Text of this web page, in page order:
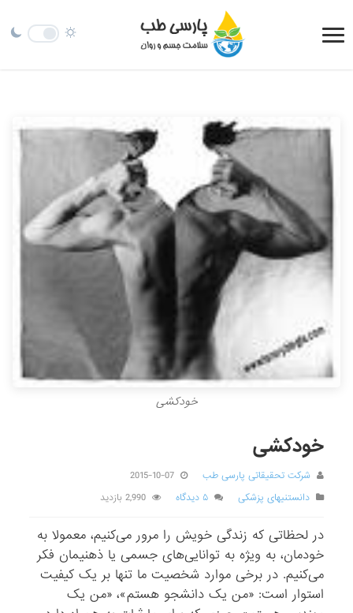
خودکشی
خودکشی
شرکت تحقیقاتی پارسی طب
2015-10-07
دانستنیهای پزشکی
۵ دیدگاه 2,990 بازدید
در لحظاتی که زندگی خویش را مرور می‌کنیم، معمولا به
خودمان، به ویژه به توانایی‌های جسمی یا ذهنیمان فکر
می‌کنیم. در برخی موارد شخصیت ما تنها بر یک کیفیت
استوار است: «من یک دانشجو هستم»، «من یک